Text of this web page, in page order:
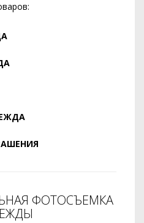
ФОТОСЪЕМКА